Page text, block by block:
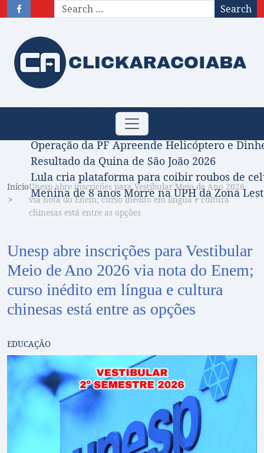
Search
Toggle
navigation
Obituário – Nota de falecimento: 31/07/2026
Comissão Aprova Projeto de Jilmar Tatto
Operação da PF Apreende Helicóptero e
Resultado da Quina de São João 2026
Lula cria plataforma para coibir roubos de
Menina de 8 anos Morre na UPH da Zona
InícioUnesp abre inscrições para Vestibular Meio de Ano 2026
via nota do Enem; curso inédito em língua e cultura
chinesas está entre as opções
Unesp abre inscrições para Vestibular
Meio de Ano 2026 via nota do Enem;
curso inédito em língua e cultura
chinesas está entre as opções
EDUCAÇÃO